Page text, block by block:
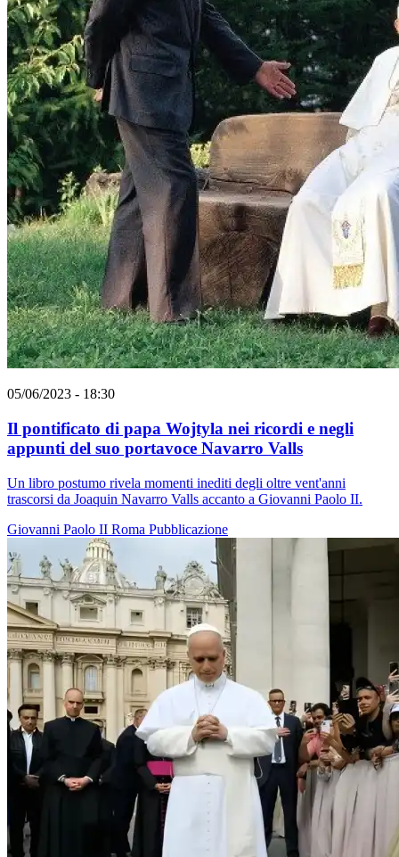
05/06/2023 - 18:30
Il pontificato di papa Wojtyla nei ricordi e negli
appunti del suo portavoce Navarro Valls
Un libro postumo rivela momenti inediti degli oltre vent'anni
trascorsi da Joaquin Navarro Valls accanto a Giovanni Paolo II.
Giovanni Paolo II Roma Pubblicazione